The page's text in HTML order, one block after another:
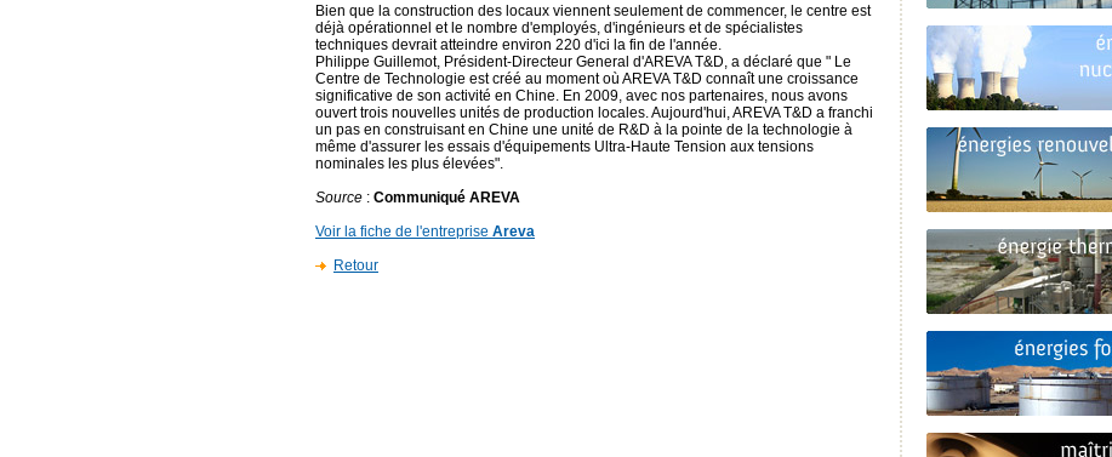
Bien que la construction des locaux viennent seulement de commencer, le centre est
déjà opérationnel et le nombre d'employés, d'ingénieurs et de spécialistes
techniques devrait atteindre environ 220 d'ici la fin de l'année.
Philippe Guillemot, Président-Directeur General d'AREVA T&D, a déclaré que " Le
Centre de Technologie est créé au moment où AREVA T&D connaît une croissance
significative de son activité en Chine. En 2009, avec nos partenaires, nous avons
ouvert trois nouvelles unités de production locales. Aujourd'hui, AREVA T&D a franchi
un pas en construisant en Chine une unité de R&D à la pointe de la technologie à
même d'assurer les essais d'équipements Ultra-Haute Tension aux tensions
nominales les plus élevées".
Source : Communiqué AREVA
Voir la fiche de l'entreprise Areva
Retour